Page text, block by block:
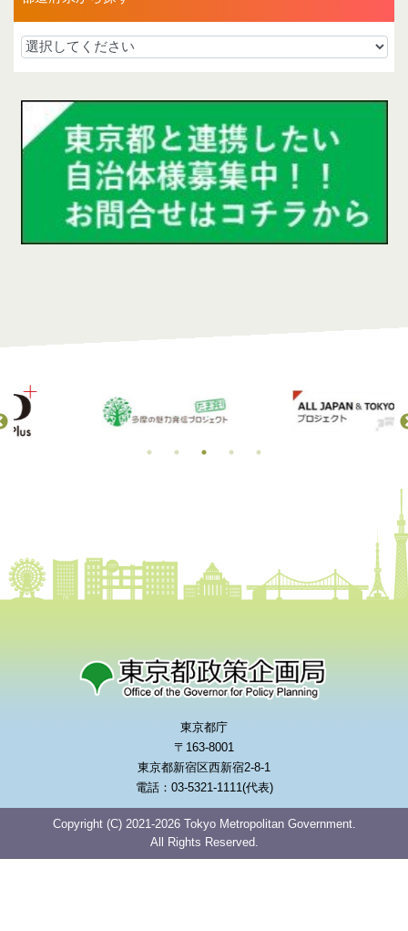
東京都庁
〒163-8001
東京都新宿区西新宿2-8-1
電話：03-5321-1111(代表)
Copyright (C) 2021-2026 Tokyo Metropolitan Government.
All Rights Reserved.